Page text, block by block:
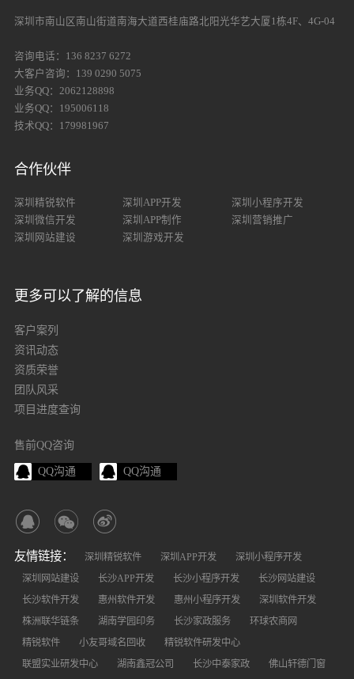
深圳市南山区南山街道南海大道西桂庙路北阳光华艺大厦1栋4F、4G-04
咨询电话：136 8237 6272
大客户咨询：139 0290 5075
业务QQ：2062128898
业务QQ：195006118
技术QQ：179981967
合作伙伴
深圳精锐软件 深圳APP开发
深圳小程序开发
深圳微信开发
深圳APP制作
深圳营销推广
深圳网站建设
深圳游戏开发
更多可以了解的信息
客户案列
资讯动态
资质荣誉
团队风采
项目进度查询
售前QQ咨询
QQ沟通 QQ沟通
友情链接： 深圳精锐软件 深圳APP开发
深圳小程序开发
深圳网站建设
长沙APP开发 长沙小程序开发
长沙网站建设
长沙软件开发
惠州软件开发 惠州小程序开发
深圳软件开发
株洲联华链条
湖南学园印务 长沙家政服务
环球农商网
精锐软件
小友哥域名回收
精锐软件研发中心
联盟实业研发中心
湖南鑫冠公司 长沙中泰家政 佛山轩德门窗